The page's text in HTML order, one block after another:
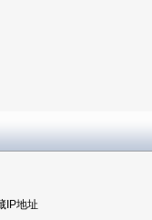
IP地址